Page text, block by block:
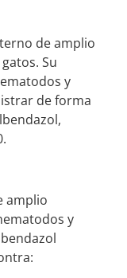
de amplio
Su
y
de forma
amplio
y